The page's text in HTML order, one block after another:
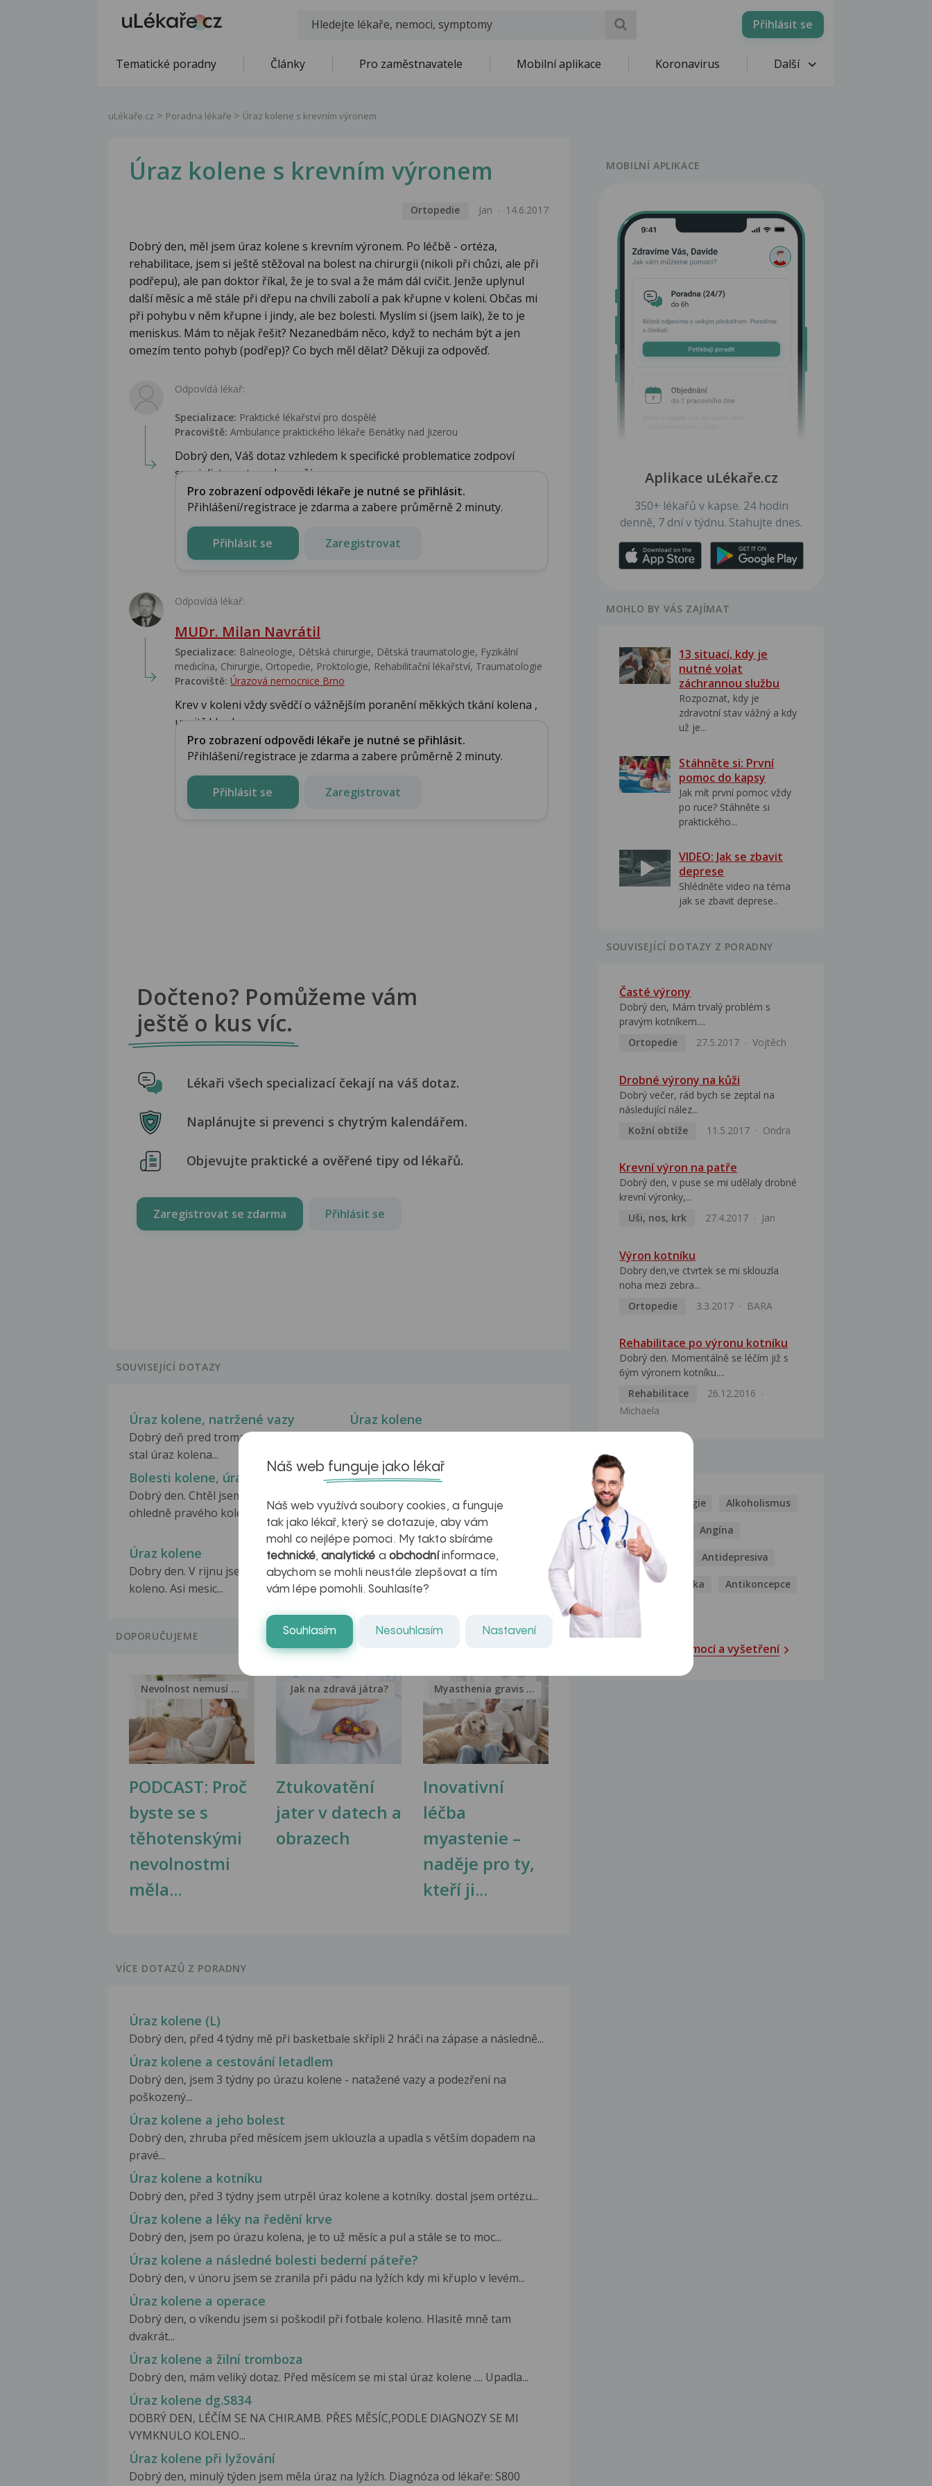
Přihlásit se
Tematické poradny Články Pro zaměstnavatele Mobilní aplikace Koronavirus Další
uLékaře.cz Poradna lékaře Úraz kolene s krevním výronem
Úraz kolene s krevním výronem
Ortopedie Jan 14.6.2017
Dobrý den, měl jsem úraz kolene s krevním výronem. Po léčbě - ortéza,
rehabilitace, jsem si ještě stěžoval na bolest na chirurgii (nikoli při chůzi, ale při
podřepu), ale pan doktor říkal, že je to sval a že mám dál cvičit. Jenže uplynul
další měsíc a mě stále při dřepu na chvíli zabolí a pak křupne v koleni. Občas mi
při pohybu v něm křupne i jindy, ale bez bolesti. Myslím si (jsem laik), že to je
meniskus. Mám to nějak řešit? Nezanedbám něco, když to nechám být a jen
omezím tento pohyb (podřep)? Co bych měl dělat? Děkuji za odpověď.
Odpovídá lékař:
Specializace: Praktické lékařství pro dospělé
Pracoviště: Ambulance praktického lékaře Benátky nad Jizerou
Dobrý den, Váš dotaz vzhledem k specifické problematice zodpoví
specialista, ortoped, v naší ...
Pro zobrazení odpovědi lékaře je nutné se přihlásit.
Přihlášení/registrace je zdarma a zabere průměrně 2 minuty.
Přihlásit se Zaregistrovat
Odpovídá lékař:
MUDr. Milan Navrátil
Specializace: Balneologie, Dětská chirurgie, Dětská traumatologie, Fyzikální
medicína, Chirurgie, Ortopedie, Proktologie, Rehabilitační lékařství‎, Traumatologie
Pracoviště: Úrazová nemocnice Brno
Krev v koleni vždy svědčí o vážnějším poranění měkkých tkání kolena ,
uvnitř kloubu...
Pro zobrazení odpovědi lékaře je nutné se přihlásit.
Přihlášení/registrace je zdarma a zabere průměrně 2 minuty.
Přihlásit se Zaregistrovat
Dočteno? Pomůžeme vám
ještě o kus víc.
Lékaři všech specializací čekají na váš dotaz.
Naplánujte si prevenci s chytrým kalendářem.
Objevujte praktické a ověřené tipy od lékařů.
Zaregistrovat se zdarma Přihlásit se
SOUVISEJÍCÍ DOTAZY
Úraz kolene, natržené vazy
Dobrý deň pred troma týždňami sa mi
stal úraz kolena...
Úraz kolene
Bolesti kolene, úraz
Dobrý den. Chtěl jsem se zeptat
ohledně pravého kolene....
Před osmi týdny jsem měla úraz
Zdravím Vás, Před osmi týdny jsem
měla úraz kolene,...
Úraz kolene
Dobry den. V rijnu jsem si podvrtla
koleno. Asi mesic...
Úraz kolene
Dobrý den pane doktore 10.1. jsem
byla sražená snowboardem...
DOPORUČUJEME
PODCAST: Proč
byste se s
těhotenskými
nevolnostmi
měla...
Nevolnost nemusí být nutnou...
Ztukovatění
jater v datech a
obrazech
Jak na zdravá játra?
Inovativní
léčba
myastenie –
naděje pro ty,
kteří ji...
Myasthenia gravis – vše, co...
VÍCE DOTAZŮ Z PORADNY
Úraz kolene (L)
Dobrý den, před 4 týdny mě při basketbale skřípli 2 hráči na zápase a následně...
Úraz kolene a cestování letadlem
Dobrý den, jsem 3 týdny po úrazu kolene - natažené vazy a podezření na
poškozený...
Úraz kolene a jeho bolest
Dobrý den, zhruba před měsícem jsem uklouzla a upadla s větším dopadem na
pravé...
Úraz kolene a kotníku
Dobrý den, před 3 týdny jsem utrpěl úraz kolene a kotníky. dostal jsem ortézu...
Úraz kolene a léky na ředění krve
Dobrý den, jsem po úrazu kolena, je to už měsíc a pul a stále se to moc...
Úraz kolene a následné bolesti bederní páteře?
Dobrý den, v únoru jsem se zranila při pádu na lyžích kdy mi křuplo v levém...
Úraz kolene a operace
Dobrý den, o víkendu jsem si poškodil při fotbale koleno. Hlasitě mně tam
dvakrát...
Úraz kolene a žilní tromboza
Dobrý den, mám veliký dotaz. Před měsícem se mi stal úraz kolene .... Upadla...
Úraz kolene dg.S834
DOBRÝ DEN, LÉČÍM SE NA CHIR.AMB. PŘES MĚSÍC,PODLE DIAGNOZY SE MI
VYMKNULO KOLENO...
Úraz kolene při lyžování
Dobrý den, minulý týden jsem měla úraz na lyžích. Diagnóza od lékaře: S800
MOBILNÍ APLIKACE
Aplikace uLékaře.cz
350+ lékařů v kapse. 24 hodin
denně, 7 dní v týdnu. Stahujte dnes.
MOHLO BY VÁS ZAJÍMAT
13 situací, kdy je
nutné volat
záchrannou službu
Rozpoznat, kdy je
zdravotní stav vážný a kdy
už je...
Stáhněte si: První
pomoc do kapsy
Jak mít první pomoc vždy
po ruce? Stáhněte si
praktického...
VIDEO: Jak se zbavit
deprese
Shlédněte video na téma
jak se zbavit deprese..
SOUVISEJÍCÍ DOTAZY Z PORADNY
Časté výrony
Dobrý den, Mám trvalý problém s
pravým kotníkem....
Ortopedie
27.5.2017 Vojtěch
Drobné výrony na kůži
Dobrý večer, rád bych se zeptal na
následující nález...
Kožní obtíže
11.5.2017 Ondra
Krevní výron na patře
Dobrý den, v puse se mi udělaly drobné
krevní výronky,...
Uši, nos, krk
27.4.2017 Jan
Výron kotníku
Dobry den,ve ctvrtek se mi sklouzla
noha mezi zebra...
Ortopedie
3.3.2017 BARA
Rehabilitace po výronu kotníku
Dobrý den. Momentálně se léčím již s
6ým výronem kotníku....
Rehabilitace
26.12.2016
Michaela
NEMOCI
Alergie Alkoholismus
Analgetika Angína
Antibiotika Antidepresiva
Antihistaminika Antikoncepce
Katalog nemocí a vyšetření
Náš web funguje jako lékař
Náš web využívá soubory cookies, a funguje
tak jako lékař, který se dotazuje, aby vám
mohl co nejlépe pomoci. My takto sbíráme
technické,analytické a obchodníinformace,
abychom se mohli neustále zlepšovat a tím
vám lépe pomohli. Souhlasíte?
Souhlasím Nesouhlasím Nastavení